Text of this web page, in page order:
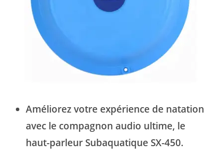
Améliorez votre expérience de natation
avec le compagnon audio ultime, le
haut-parleur Subaquatique SX-450.